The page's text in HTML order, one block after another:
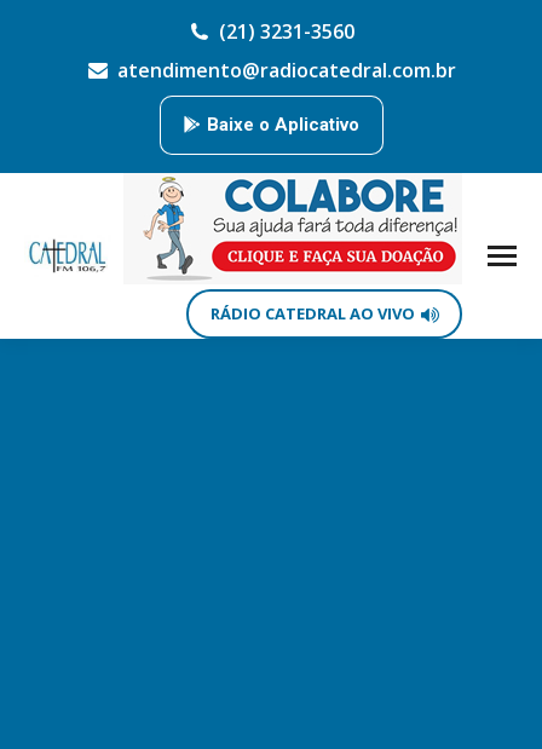
(21) 3231-3560
atendimento@radiocatedral.com.br
Baixe o Aplicativo
RÁDIO CATEDRAL AO VIVO